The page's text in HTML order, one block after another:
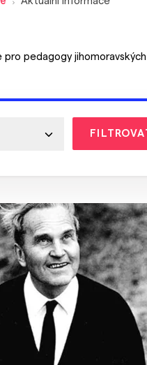
pedagogy jihomoravských